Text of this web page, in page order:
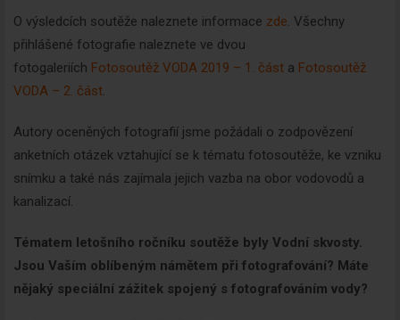
O výsledcích soutěže naleznete informace zde. Všechny
přihlášené fotografie naleznete ve dvou
fotogaleriích Fotosoutěž VODA 2019 – 1. část a Fotosoutěž
VODA – 2. část.
Autory oceněných fotografií jsme požádali o zodpovězení
anketních otázek vztahující se k tématu fotosoutěže, ke vzniku
snímku a také nás zajímala jejich vazba na obor vodovodů a
kanalizací.
Tématem letošního ročníku soutěže byly Vodní skvosty.
Jsou Vaším oblíbeným námětem při fotografování? Máte
nějaký speciální zážitek spojený s fotografováním vody?